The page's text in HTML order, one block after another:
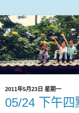
2011年5月23日 星期一
05/24 下午